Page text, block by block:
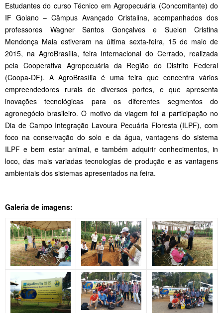
Estudantes do curso Técnico em Agropecuária (Concomitante) do
IF Goiano – Câmpus Avançado Cristalina, acompanhados dos
professores Wagner Santos Gonçalves e Suelen Cristina
Mendonça Maia estiveram na última sexta-feira, 15 de maio de
2015, na AgroBrasília, feira Internacional do Cerrado, realizada
pela Cooperativa Agropecuária da Região do Distrito Federal
(Coopa-DF). A AgroBrasília é uma feira que concentra vários
empreendedores rurais de diversos portes, e que apresenta
inovações tecnológicas para os diferentes segmentos do
agronegócio brasileiro. O motivo da viagem foi a participação no
Dia de Campo Integração Lavoura Pecuária Floresta (ILPF), com
foco na conservação do solo e da água, vantagens do sistema
ILPF e bem estar animal, e também adquirir conhecimentos, in
loco, das mais variadas tecnologias de produção e as vantagens
ambientais dos sistemas apresentados na feira.
Galeria de imagens: